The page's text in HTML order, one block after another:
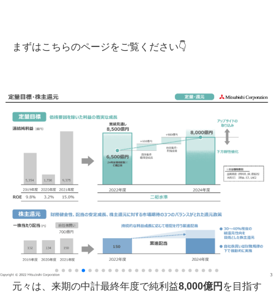
まずはこちらのページをご覧ください👇
元々は、来期の中計最終年度で純利益8,000億円 を目指す